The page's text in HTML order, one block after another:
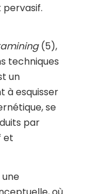
(5),
techniques
un
à esquisser
se
par
et